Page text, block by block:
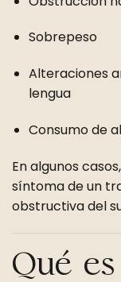
Sobrepeso
Alteraciones
lengua
Consumo de
En algunos
síntoma de un
obstructiva del
Qué